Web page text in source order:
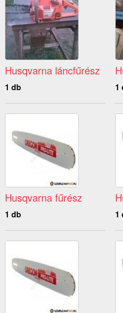
Husqvarna láncfűrész
1 db 1
Husqvarna fűrész
1 db 1